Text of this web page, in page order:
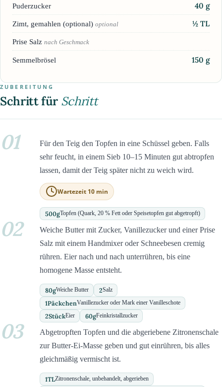
Puderzucker 40 g
Zimt, gemahlen (optional) optional ½ TL
Prise Salz nach Geschmack
Semmelbrösel 150 g
ZUBEREITUNG
Schritt für Schritt
01
Für den Teig den Topfen in eine Schüssel geben. Falls
sehr feucht, in einem Sieb 10–15 Minuten gut abtropfen
lassen, damit der Teig später nicht zu weich wird.
Wartezeit 10 min
500gTopfen (Quark, 20 % Fett oder Speisetopfen gut abgetropft)
02
Weiche Butter mit Zucker, Vanillezucker und einer Prise
Salz mit einem Handmixer oder Schneebesen cremig
rühren. Eier nach und nach unterrühren, bis eine
homogene Masse entsteht.
80gWeiche Butter 2Salz
1PäckchenVanillezucker oder Mark einer Vanilleschote
2StückEier 60gFeinkristallzucker
03
Abgetropften Topfen und die abgeriebene Zitronenschale
zur Butter-Ei-Masse geben und gut einrühren, bis alles
gleichmäßig vermischt ist.
1TLZitronenschale, unbehandelt, abgerieben